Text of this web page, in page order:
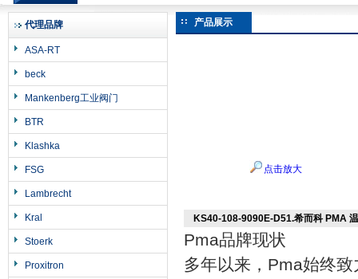
希而科工业控制设备（上海）有限公司
代理品牌
ASA-RT
beck
Mankenberg工业阀门
BTR
Klashka
FSG
Lambrecht
Kral
Stoerk
Proxitron
产品展示
点击放大
KS40-108-9090E-D51.希而科 PMA
Pma品牌现状
多年以来， Pma始终致